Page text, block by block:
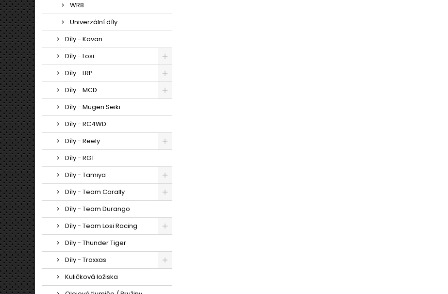
WR8
Univerzální díly
Díly - Kavan
Díly - Losi
Díly - LRP
Díly - MCD
Díly - Mugen Seiki
Díly - RC4WD
Díly - Reely
Díly - RGT
Díly - Tamiya
Díly - Team Corally
Díly - Team Durango
Díly - Team Losi Racing
Díly - Thunder Tiger
Díly - Traxxas
Kuličková ložiska